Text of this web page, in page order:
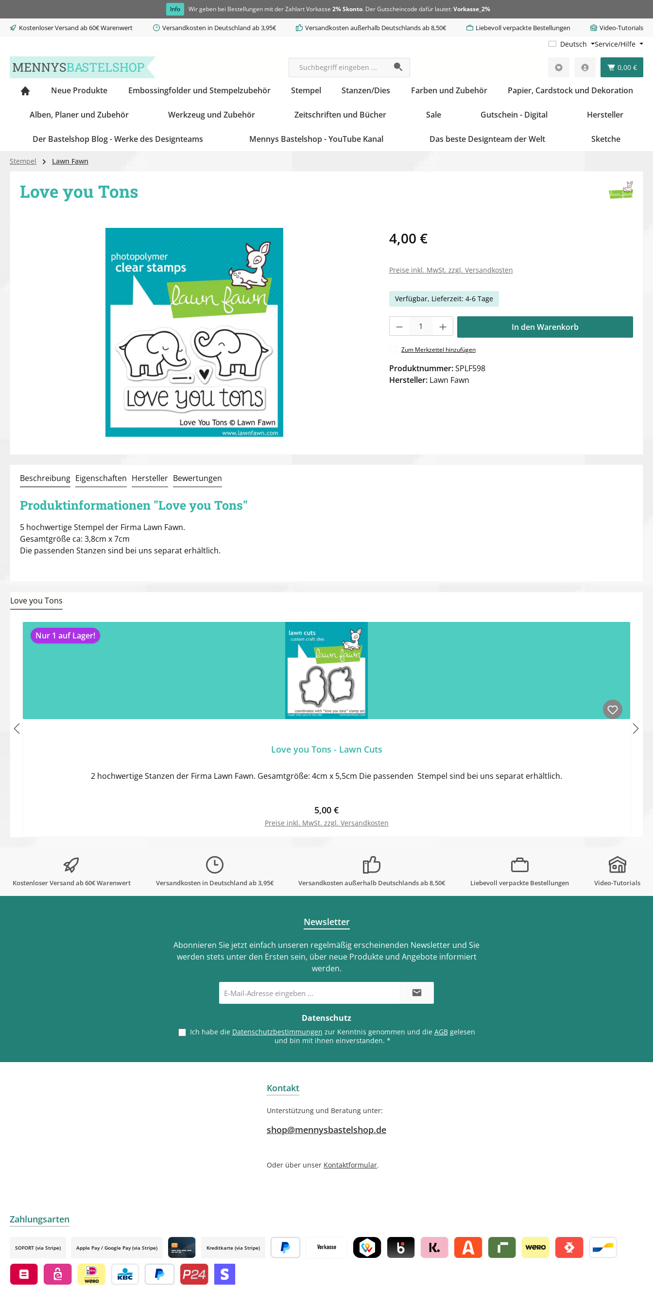
Info Wir geben bei Bestellungen mit der Zahlart Vorkasse 2% Skonto. Der Gutscheincode dafür lautet: Vorkasse_2%
Kostenloser Versand ab 60€ Warenwert Versandkosten in Deutschland ab 3,95€ Versandkosten außerhalb Deutschlands ab 8,50€ Liebevoll verpackte Bestellungen Video-Tutorials
Deutsch Service/Hilfe
0,00 €
Neue Produkte Embossingfolder und Stempelzubehör Stempel Stanzen/Dies Farben und Zubehör Papier, Cardstock und Dekoration
Alben, Planer und Zubehör Werkzeug und Zubehör Zeitschriften und Bücher Sale Gutschein - Digital Hersteller
Der Bastelshop Blog - Werke des Designteams Mennys Bastelshop - YouTube Kanal Das beste Designteam der Welt Sketche
Stempel Lawn Fawn
Love you Tons
4,00 €
Preise inkl. MwSt. zzgl. Versandkosten
Verfügbar, Lieferzeit: 4-6 Tage
In den Warenkorb
Zum Merkzettel hinzufügen
Produktnummer:SPLF598
Hersteller: Lawn Fawn
Beschreibung Eigenschaften Hersteller Bewertungen
Produktinformationen "Love you Tons"
5 hochwertige Stempel der Firma Lawn Fawn.
Gesamtgröße ca: 3,8cm x 7cm
Die passenden Stanzen sind bei uns separat erhältlich.
Love you Tons
Produktgalerie überspringen
Nur 1 auf Lager!
Love you Tons - Lawn Cuts
2 hochwertige Stanzen der Firma Lawn Fawn. Gesamtgröße: 4cm x 5,5cm Die passenden Stempel sind bei uns separat erhältlich.
Regulärer Preis:
5,00 €
Preise inkl. MwSt. zzgl. Versandkosten
Kostenloser Versand ab 60€ Warenwert Versandkosten in Deutschland ab 3,95€ Versandkosten außerhalb Deutschlands ab 8,50€ Liebevoll verpackte Bestellungen Video-Tutorials
Newsletter
Abonnieren Sie jetzt einfach unseren regelmäßig erscheinenden Newsletter und Sie
werden stets unter den Ersten sein, über neue Produkte und Angebote informiert
werden.
Mail-
Adresse
Datenschutz
Ich habe die Datenschutzbestimmungen zur Kenntnis genommen und die AGBgelesen
und bin mit ihnen einverstanden. *
Kontakt
Unterstützung und Beratung unter:
shop@mennysbastelshop.de
Oder über unser Kontaktformular.
Zahlungsarten
SOFORT (via Stripe) Apple Pay / Google Pay (via Stripe)
Credit card by mollie
Kreditkarte (via Stripe)